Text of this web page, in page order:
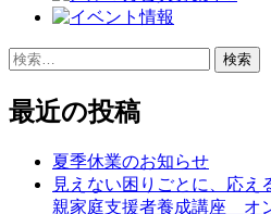
検
最近の投稿
夏季休業のお知らせ
見えない困りごとに、応
親家庭支援者養成講座 オ